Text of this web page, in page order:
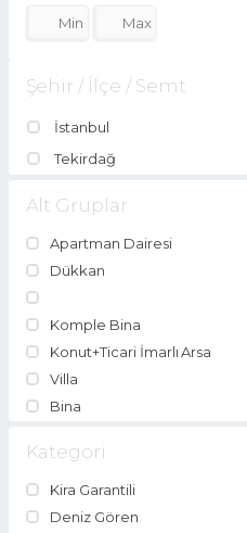
Şehir / İlçe / Semt
İstanbul
Tekirdağ
Alt Gruplar
Apartman Dairesi
Dükkan
Komple Bina
Konut+Ticari İmarlı Arsa
Villa
Bina
Kategori
Kira Garantili
Deniz Gören